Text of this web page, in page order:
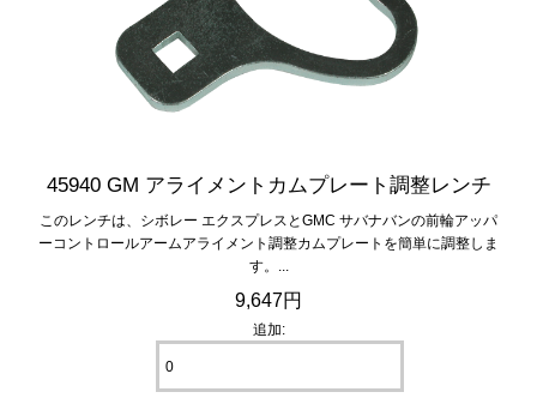
45940 GM アライメントカムプレート調整レンチ
このレンチは、シボレー エクスプレスとGMC サバナバンの前輪アッパ
ーコントロールアームアライメント調整カムプレートを簡単に調整しま
す。...
9,647円
追加: